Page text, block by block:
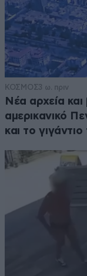
ΚΟΣΜΟΣ3 ω. πριν
Νέα αρχεία
αμερικανικό
και το